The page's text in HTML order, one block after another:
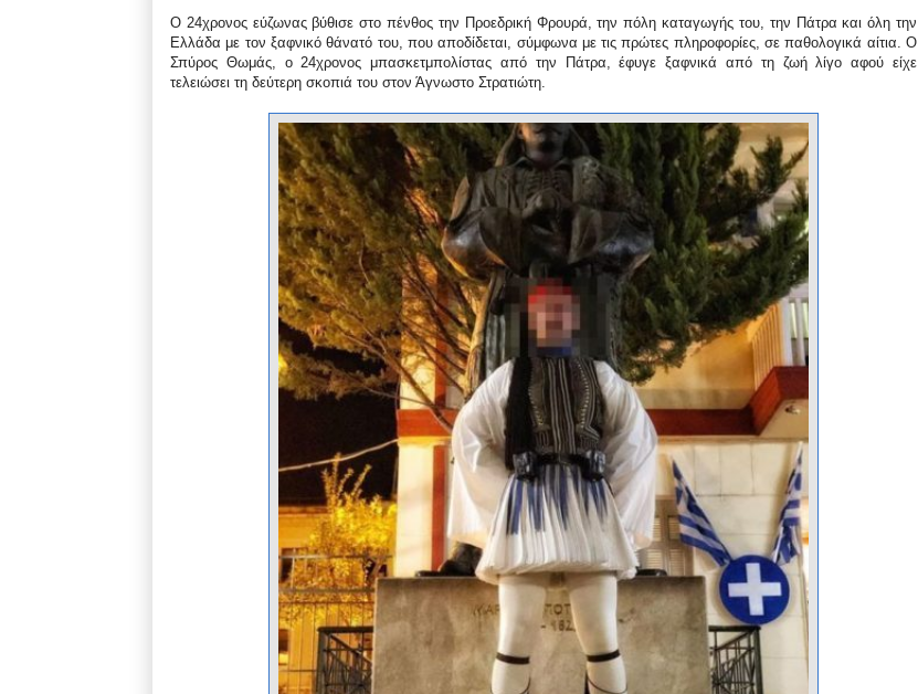
Ο 24χρονος εύζωνας βύθισε στο πένθος την Προεδρική Φρουρά, την πόλη καταγωγής του, την Πάτρα και όλη την
Ελλάδα με τον ξαφνικό θάνατό του, που αποδίδεται, σύμφωνα με τις πρώτες πληροφορίες, σε παθολογικά αίτια. Ο
Σπύρος Θωμάς, ο 24χρονος μπασκετμπολίστας από την Πάτρα, έφυγε ξαφνικά από τη ζωή λίγο αφού είχε
τελειώσει τη δεύτερη σκοπιά του στον Άγνωστο Στρατιώτη.